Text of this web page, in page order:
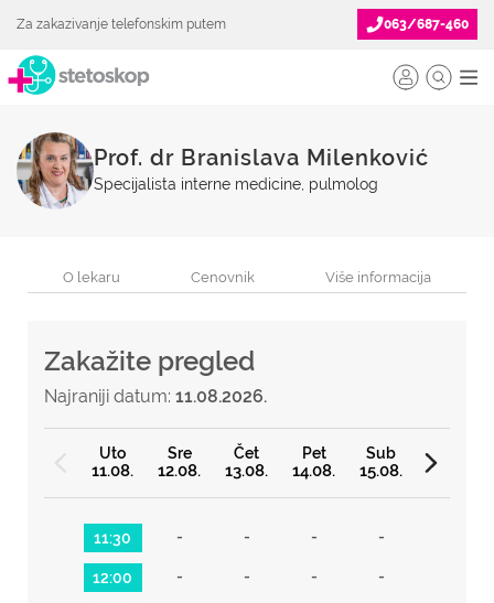
Za zakazivanje telefonskim putem 063/687-460
Prof. dr Branislava Milenković
Specijalista interne medicine, pulmolog
O lekaru Cenovnik Više informacija
Zakažite pregled
Najraniji datum: 11.08.2026.
Uto
11.08.
Sre
12.08.
Čet
13.08.
Pet
14.08.
Sub
15.08.
11:30
12:00
-
-
-
-
-
-
-
-